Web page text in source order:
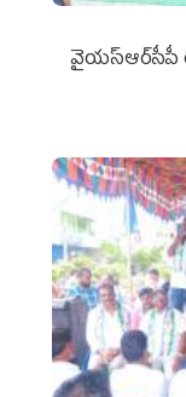
వైయ‌స్ఆర్‌సీపీ